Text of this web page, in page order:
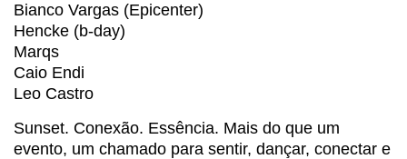
Bianco Vargas (Epicenter)
Hencke (b-day)
Marqs
Caio Endi
Leo Castro
Sunset. Conexão. Essência. Mais do que um
evento, um chamado para sentir, dançar, conectar e